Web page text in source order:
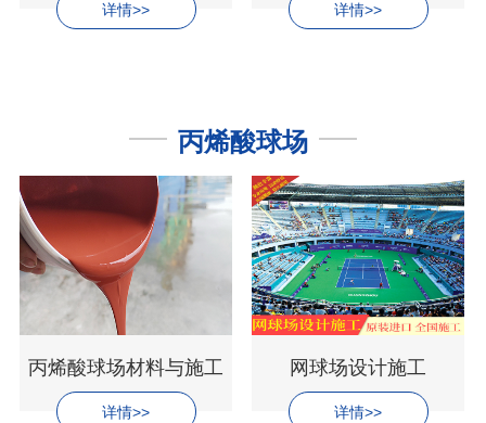
详情>> 详情>>
丙烯酸球场
丙烯酸球场材料与施工
详情>>
网球场设计施工
详情>>